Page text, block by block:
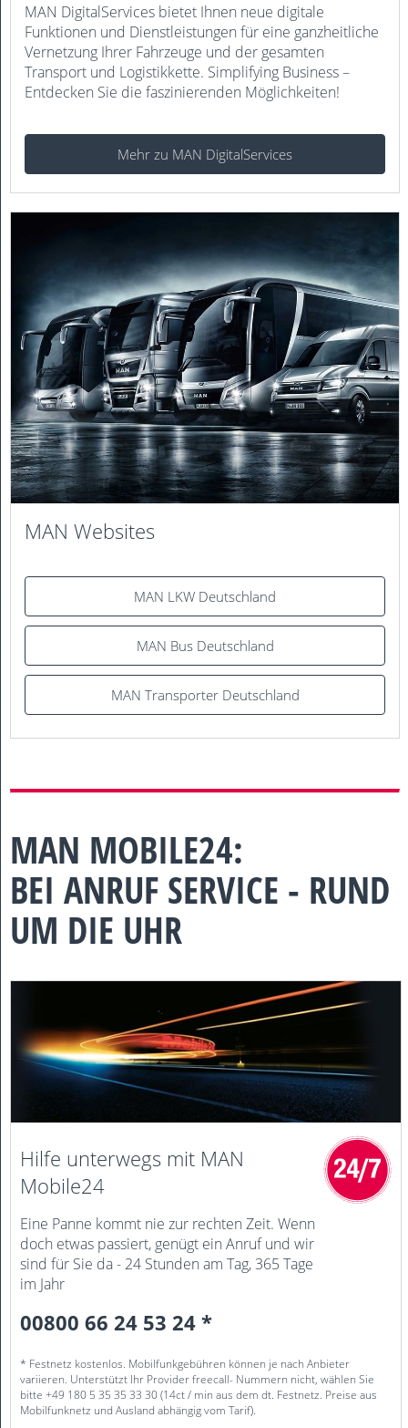
MAN DigitalServices bietet Ihnen neue digitale
Funktionen und Dienstleistungen für eine ganzheitliche
Vernetzung Ihrer Fahrzeuge und der gesamten
Transport und Logistikkette. Simplifying Business –
Entdecken Sie die faszinierenden Möglichkeiten!
Mehr zu MAN DigitalServices
MAN Websites
MAN LKW Deutschland
MAN Bus Deutschland
MAN Transporter Deutschland
MAN MOBILE24:
BEI ANRUF SERVICE - RUND
UM DIE UHR
Hilfe unterwegs mit MAN
Mobile24
Eine Panne kommt nie zur rechten Zeit. Wenn
doch etwas passiert, genügt ein Anruf und wir
sind für Sie da - 24 Stunden am Tag, 365 Tage
im Jahr
00800 66 24 53 24 *
* Festnetz kostenlos. Mobilfunkgebühren können je nach Anbieter
variieren. Unterstützt Ihr Provider freecall- Nummern nicht, wählen Sie
bitte +49 180 5 35 35 33 30 (14ct / min aus dem dt. Festnetz. Preise aus
Mobilfunknetz und Ausland abhängig vom Tarif).